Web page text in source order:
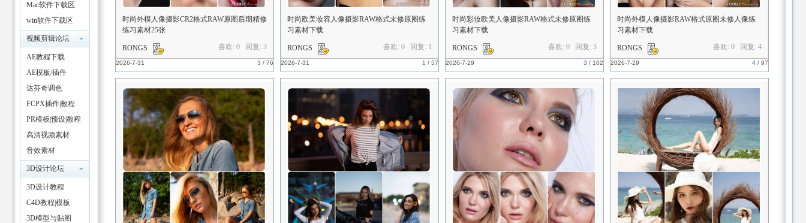
坛
Mac软件下载区
win软件下载区
视频剪辑论坛
AE教程下载
AE模板/插件
达芬奇调色
FCPX插件|教程
PR模板|预设|教程
高清视频素材
音效素材
3D设计论坛
3D设计教程
C4D教程|模板
3D模型与贴图
时尚外模人像摄影CR2格式RAW原图后期精修
练习素材25张
喜欢: 0 回复:3
RONGS
3 /76
2026-7-31
时尚欧美妆容人像摄影RAW格式未修原图练
习素材下载
喜欢: 0 回复: 1
RONGS
1 /57
2026-7-31
时尚彩妆欧美人像摄影RAW格式未修原图练
习素材下载
喜欢: 0 回复:3
RONGS
3 / 102
2026-7-29
时尚外模人像摄影RAW格式原图未修人像练
习素材下载
喜欢: 0 回复:4
RONGS
4 /97
2026-7-29